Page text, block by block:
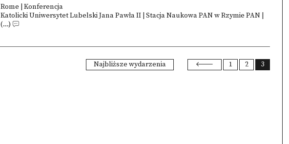
Rome | Konferencja
Katolicki Uniwersytet Lubelski Jana Pawła II | Stacja Naukowa PAN w Rzymie PAN |
(...)
Najbliższe wydarzenia 1 2 3